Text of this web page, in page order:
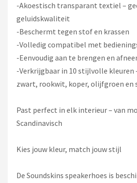
-Akoestisch transparant textiel –
geluidskwaliteit
-Beschermt tegen stof en krassen
-Volledig compatibel met
-Eenvoudig aan te brengen en
-Verkrijgbaar in 10 stijlvolle kleuren
zwart, rookwit, koper, olijfgroen en
Past perfect in elk interieur – van
Scandinavisch
Kies jouw kleur, match jouw stijl
De Soundskins speakerhoes is